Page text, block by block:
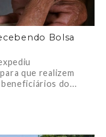
Bolsa
que realizem
beneficiários do...